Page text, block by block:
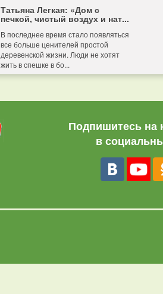
Татьяна Легкая: «Дом с
печкой, чистый воздух и нат...
В последнее время стало появляться
все больше ценителей простой
деревенской жизни. Люди не хотят
жить в спешке в бо...
Подпишитесь на
в